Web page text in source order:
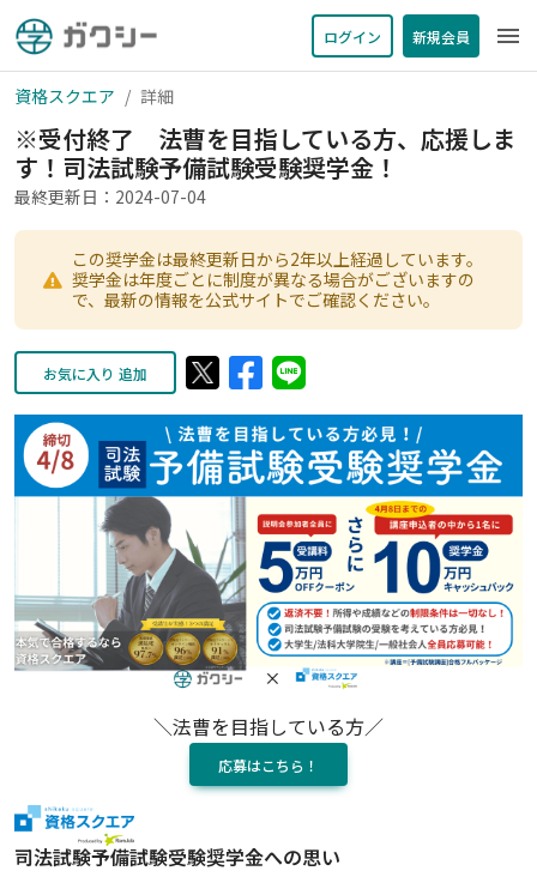
ログイン 新規会員 menu
資格スクエア 詳細
※受付終了 法曹を目指している方、応援しま
す！司法試験予備試験受験奨学金！
最終更新日：2024-07-04
この奨学金は最終更新日から2年以上経過しています。
奨学金は年度ごとに制度が異なる場合がございますの
で、最新の情報を公式サイトでご確認ください。
お気に入り 追加
＼法曹を目指している方／
応募はこちら！
司法試験予備試験受験奨学金への思い